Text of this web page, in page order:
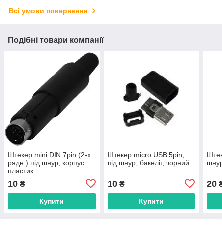
Всі умови повернення
Подібні товари компанії
Штекер mini DIN 7pin (2-х
рядн.) під шнур, корпус
пластик
10 ₴
Купити
Штекер micro USB 5pin,
під шнур, бакеліт, чорний
10₴
Купити
20